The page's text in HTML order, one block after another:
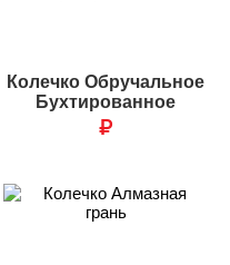
Колечко Обручальное
Бухтированное
₽